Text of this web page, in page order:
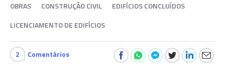
OBRAS CONSTRUÇÃO CIVIL
EDIFÍCIOS CONCLUÍDOS
LICENCIAMENTO DE EDIFÍCIOS
2 Comentários